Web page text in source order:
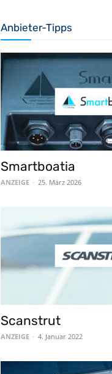
Anbieter-Tipps
Smartboatia
ANZEIGE - 25. März 2026
Scanstrut
ANZEIGE - 4. Januar 2022